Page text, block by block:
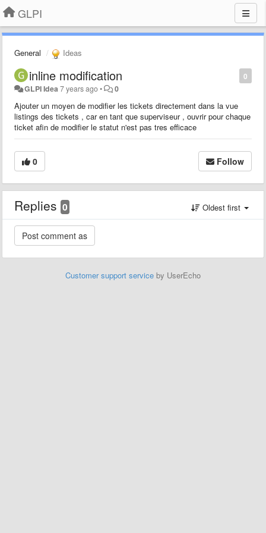
GLPI
General Ideas
0
inline modification
GLPI Idea 7 years ago• 0
Ajouter un moyen de modifier les tickets directement dans la vue
listings des tickets , car en tant que superviseur , ouvrir pour chaque
ticket afin de modifier le statut n'est pas tres efficace
0 Follow
Replies 0 Oldest first
Customer support service by UserEcho